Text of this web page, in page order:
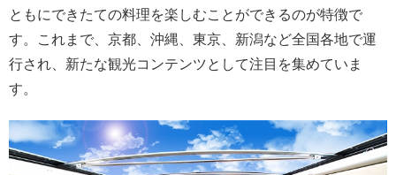
ともにできたての料理を楽しむことができるのが特徴で
す。これまで、京都、沖縄、東京、新潟など全国各地で運
行され、新たな観光コンテンツとして注目を集めていま
す。